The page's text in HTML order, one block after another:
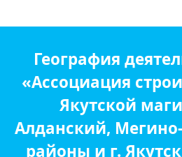
География
«Ассоциация
Якутской
Алданский,
районы и г.